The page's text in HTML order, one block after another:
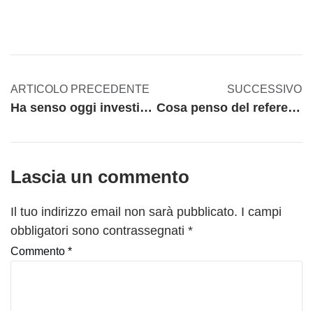
ARTICOLO PRECEDENTE
Ha senso oggi investire in una macchina multitasking?
SUCCESSIVO
Cosa penso del referendum sulle trivelle
Lascia un commento
Il tuo indirizzo email non sarà pubblicato. I campi
obbligatori sono contrassegnati *
Commento *